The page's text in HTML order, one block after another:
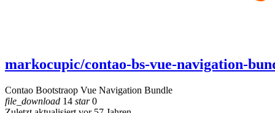
markocupic/contao-bs-vue-navigation-
Contao Bootstraop Vue Navigation Bundle
file_download 14 star0